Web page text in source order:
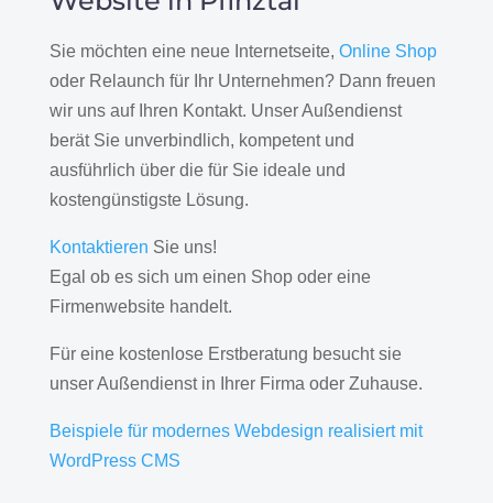
Sie möchten eine neue Internetseite, Online Shop
oder Relaunch für Ihr Unternehmen? Dann freuen
wir uns auf Ihren Kontakt. Unser Außendienst
berät Sie unverbindlich, kompetent und
ausführlich über die für Sie ideale und
kostengünstigste Lösung.
Kontaktieren Sie uns!
Egal ob es sich um einen Shop oder eine
Firmenwebsite handelt.
Für eine kostenlose Erstberatung besucht sie
unser Außendienst in Ihrer Firma oder Zuhause.
Beispiele für modernes Webdesign realisiert mit
WordPress CMS